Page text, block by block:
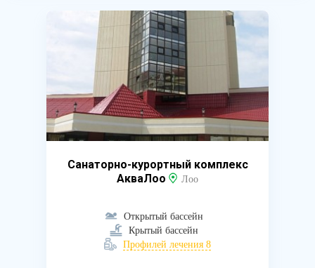
Санаторно-курортный комплекс
АкваЛоо
Лоо
Открытый бассейн
Крытый бассейн
Профилей лечения 8